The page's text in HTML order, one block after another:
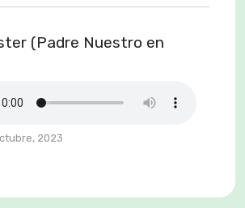
(Padre Nuestro en
2023